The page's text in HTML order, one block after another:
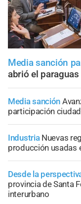
Media sanción
abrió el
Media sanción
participación
Industria Nuevas
producción usadas
Desde la
provincia de Santa
interurbano